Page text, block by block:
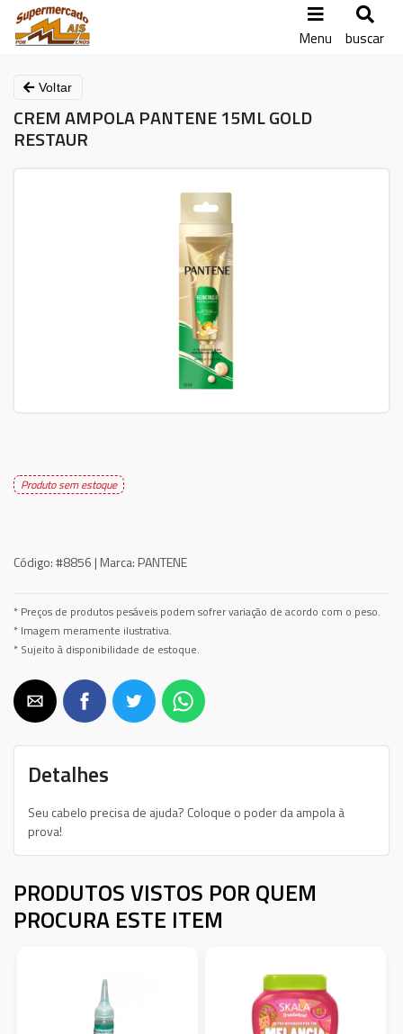
Menu buscar
Voltar
CREM AMPOLA PANTENE 15ML GOLD
RESTAUR
Produto sem estoque
Código:#8856 | Marca: PANTENE
* Preços de produtos pesáveis podem sofrer variação de acordo com o peso.
* Imagem meramente ilustrativa.
* Sujeito à disponibilidade de estoque.
Detalhes
Seu cabelo precisa de ajuda? Coloque o poder da ampola à
prova!
PRODUTOS VISTOS POR QUEM
PROCURA ESTE ITEM